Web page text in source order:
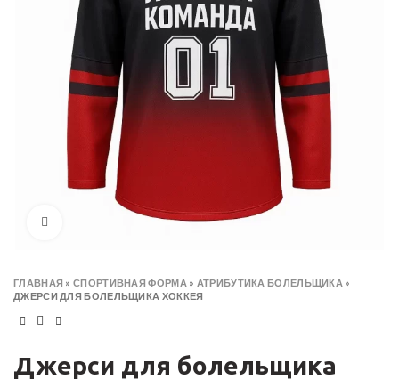
Click to enlarge
ГЛАВНАЯ »СПОРТИВНАЯ ФОРМА » АТРИБУТИКА БОЛЕЛЬЩИКА »
ДЖЕРСИ ДЛЯ БОЛЕЛЬЩИКА ХОККЕЯ
Джерси для болельщика